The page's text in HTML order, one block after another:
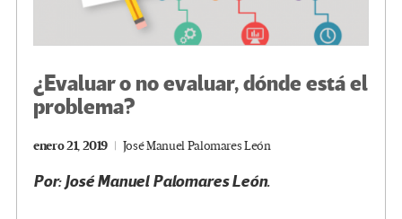
¿Evaluar o no evaluar, dónde está el
problema?
enero 21, 2019 José Manuel Palomares León
Por: José Manuel Palomares León.